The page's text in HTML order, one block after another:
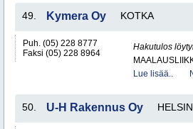
49. Kymera Oy KOTKA
Puh. (05) 228 8777
Faksi (05) 228 8964
Hakutulos
Lue lisää..
50. U-H Rakennus Oy